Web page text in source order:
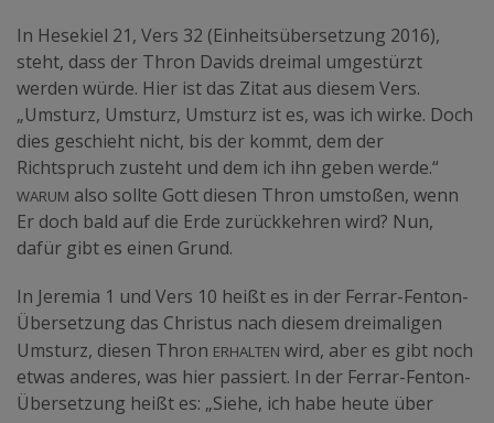
In Hesekiel 21, Vers 32 (Einheitsübersetzung 2016),
steht, dass der Thron Davids dreimal umgestürzt
werden würde. Hier ist das Zitat aus diesem Vers.
„Umsturz, Umsturz, Umsturz ist es, was ich wirke. Doch
dies geschieht nicht, bis der kommt, dem der
Richtspruch zusteht und dem ich ihn geben werde.“
Warum also sollte Gott diesen Thron umstoßen, wenn
Er doch bald auf die Erde zurückkehren wird? Nun,
dafür gibt es einen Grund.
In Jeremia 1 und Vers 10 heißt es in der Ferrar-Fenton-
Übersetzung das Christus nach diesem dreimaligen
Umsturz, diesen Thron erhalten wird, aber es gibt noch
etwas anderes, was hier passiert. In der Ferrar-Fenton-
Übersetzung heißt es: „Siehe, ich habe heute über